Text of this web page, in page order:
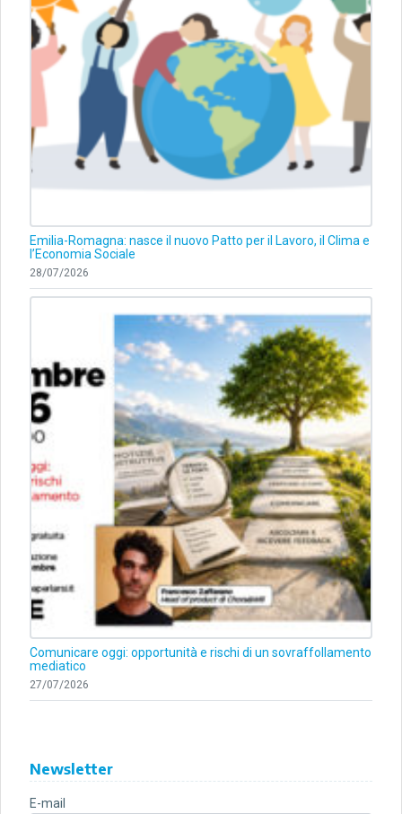
Emilia-Romagna: nasce il nuovo Patto per il Lavoro, il Clima e
l’Economia Sociale
28/07/2026
Comunicare oggi: opportunità e rischi di un sovraffollamento
mediatico
27/07/2026
Newsletter
E-mail